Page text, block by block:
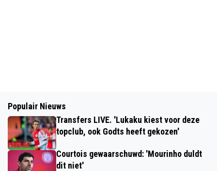
Populair Nieuws
Transfers LIVE. 'Lukaku kiest voor deze
topclub, ook Godts heeft gekozen'
Courtois gewaarschuwd: 'Mourinho duldt
dit niet'